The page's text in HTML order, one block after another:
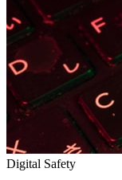
Digital Safety